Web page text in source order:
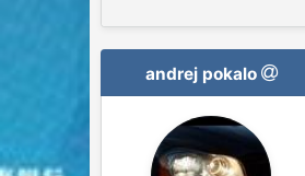
andrej pokalo